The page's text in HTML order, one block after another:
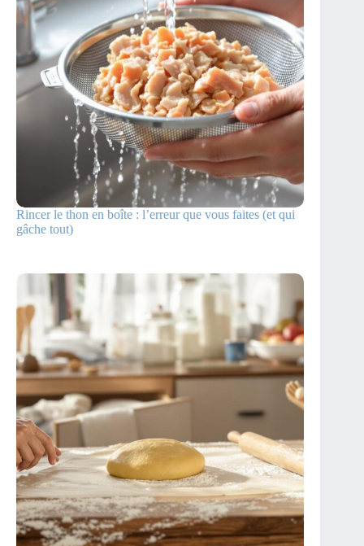
Rincer le thon en boîte : l’erreur que vous faites (et qui
gâche tout)